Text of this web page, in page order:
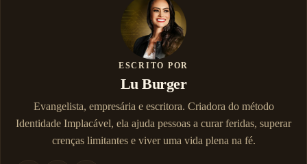
ESCRITO POR
Lu Burger
Evangelista, empresária e escritora. Criadora do método
Identidade Implacável, ela ajuda pessoas a curar feridas, superar
crenças limitantes e viver uma vida plena na fé.